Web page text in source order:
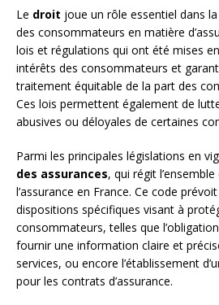
Le droit joue un rôle essentiel dans
des consommateurs en matière
lois et régulations qui ont été mises
intérêts des consommateurs et
traitement équitable de la part des
Ces lois permettent également de
abusives ou déloyales de certaines
Parmi les principales législations en
des assurances, qui régit
l’assurance en France. Ce code
dispositions spécifiques visant à
consommateurs, telles que
fournir une information claire et
services, ou encore l’établissement
pour les contrats d’assurance.